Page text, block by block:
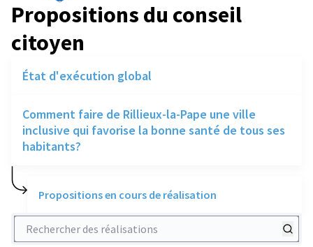
Propositions du conseil
citoyen
État d'exécution global
Comment faire de Rillieux-la-Pape une ville
inclusive qui favorise la bonne santé de tous ses
habitants?
Propositions en cours de réalisation
Rechercher des réalisations